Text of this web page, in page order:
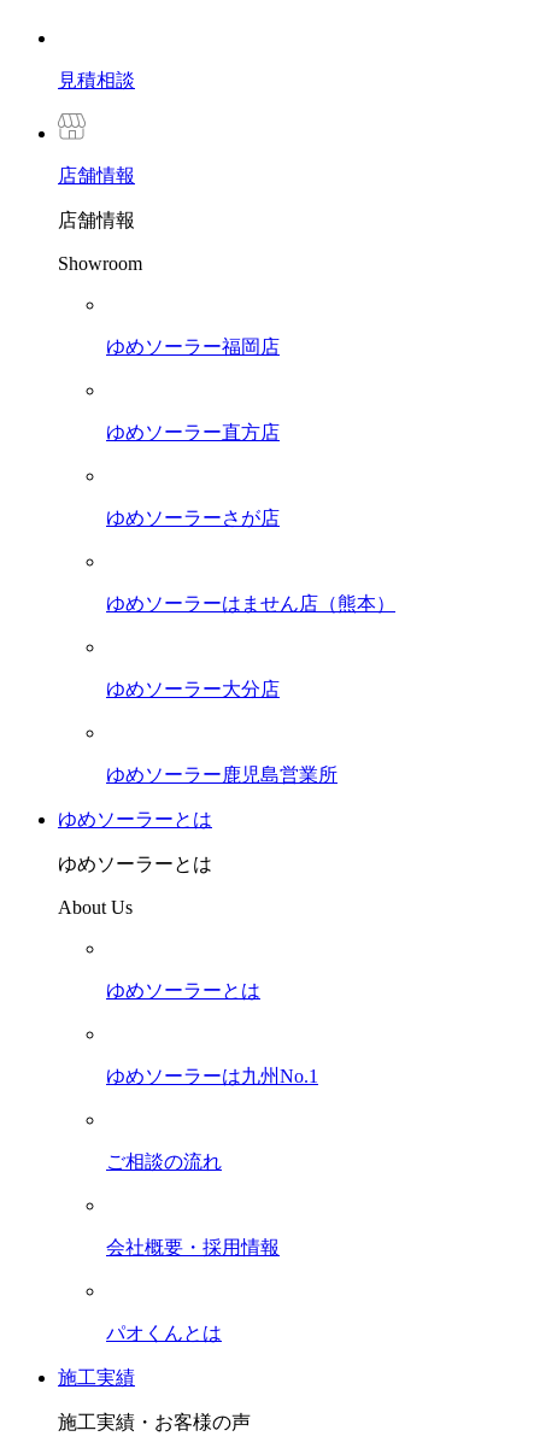
見積相談
店舗情報
店舗情報
Showroom
ゆめソーラー福岡店
ゆめソーラー直方店
ゆめソーラーさが店
ゆめソーラーはません店（熊本）
ゆめソーラー大分店
ゆめソーラー鹿児島営業所
ゆめソーラーとは
ゆめソーラーとは
About Us
ゆめソーラーとは
ゆめソーラーは九州No.1
ご相談の流れ
会社概要・採用情報
パオくんとは
施工実績
施工実績・お客様の声